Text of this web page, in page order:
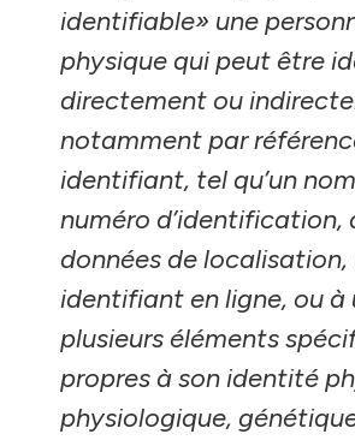
identifiable» une
physique qui peut être
directement ou
notamment par
identifiant, tel qu’un
numéro d’identification,
données de localisation,
identifiant en ligne, ou à
plusieurs éléments
propres à son identité
physiologique,